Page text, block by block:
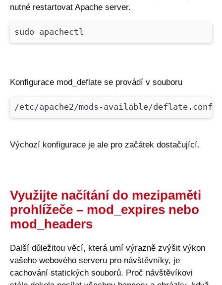
nutné restartovat Apache server.
sudo apachectl
Konfigurace mod_deflate se provádí v souboru
/etc/apache2/mods-available/deflate.conf
Výchozí konfigurace je ale pro začátek dostačující.
Využijte načítání do mezipaměti
prohlížeče – mod_expires nebo
mod_headers
Další důležitou věcí, která umí výrazně zvýšit výkon
vašeho webového serveru pro návštěvníky, je
cachování statických souborů. Proč návštěvíkovi